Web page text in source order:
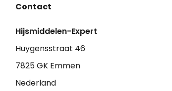
Contact
Hijsmiddelen-Expert
Huygensstraat 46
7825 GK Emmen
Nederland